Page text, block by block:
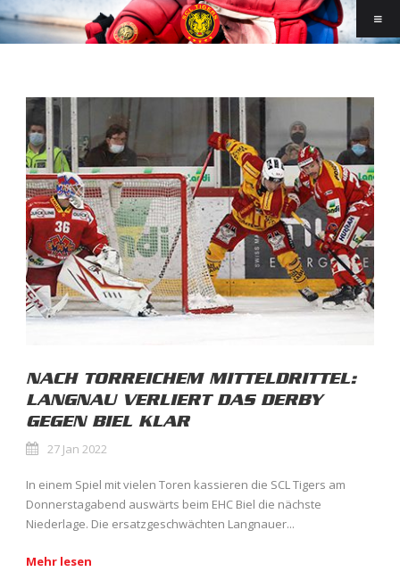
NACH TORREICHEM MITTELDRITTEL:
LANGNAU VERLIERT DAS DERBY
GEGEN BIEL KLAR
27 Jan 2022
In einem Spiel mit vielen Toren kassieren die SCL Tigers am
Donnerstagabend auswärts beim EHC Biel die nächste
Niederlage. Die ersatzgeschwächten Langnauer...
Mehr lesen